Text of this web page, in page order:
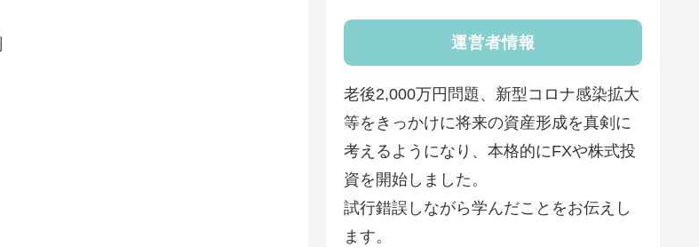
運営者情報
老後2,000万円問題、新型コロナ感染拡大
等をきっかけに将来の資産形成を真剣に
考えるようになり、本格的にFXや株式投
資を開始しました。
試行錯誤しながら学んだことをお伝えし
ます。